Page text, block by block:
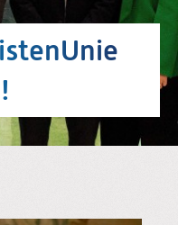
Zoeken